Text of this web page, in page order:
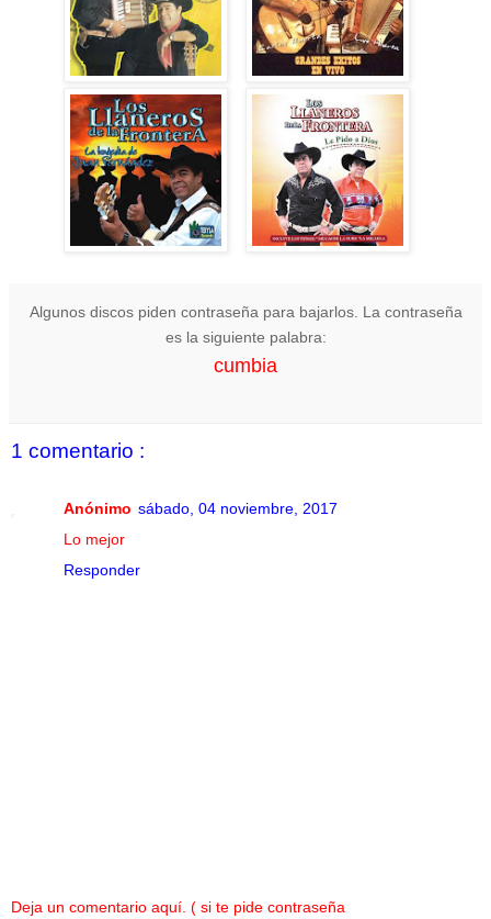
Algunos discos piden contraseña para bajarlos. La contraseña
es la siguiente palabra:
cumbia
1 comentario :
Anónimo sábado, 04 noviembre, 2017
Lo mejor
Responder
Deja un comentario aquí. ( si te pide contraseña